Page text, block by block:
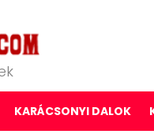
KARÁCSONYI DALOK